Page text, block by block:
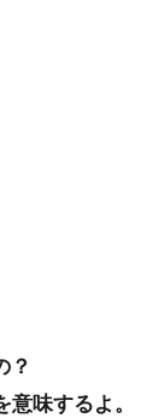
？
味するよ。